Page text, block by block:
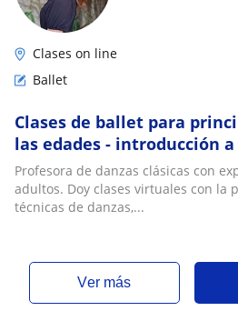
Clases on line
Ballet
Clases de ballet para
las edades - introducción
estiramiento
Profesora de danzas clásicas con
adultos. Doy clases virtuales con
técnicas de danzas,...
ver más